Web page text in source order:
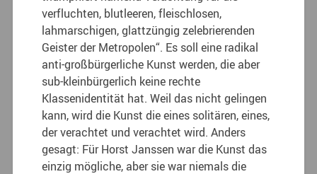
verfluchten, blutleeren, fleischlosen,
lahmarschigen, glattzüngig zelebrierenden
Geister der Metropolen“. Es soll eine radikal
anti-großbürgerliche Kunst werden, die aber
sub-kleinbürgerlich keine rechte
Klassenidentität hat. Weil das nicht gelingen
kann, wird die Kunst die eines solitären, eines,
der verachtet und verachtet wird. Anders
gesagt: Für Horst Janssen war die Kunst das
einzig mögliche, aber sie war niemals die